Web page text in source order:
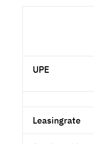
UPE
Leasingrate